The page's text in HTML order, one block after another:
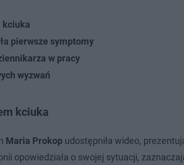
kciuka
pierwsze symptomy
w pracy
wyzwań
kciuka
Maria Prokop udostępniła wideo,
opowiedziała o swojej sytuacji,